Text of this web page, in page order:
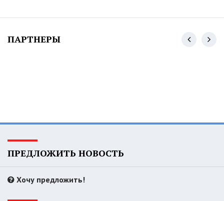
ПАРТНЕРЫ
ПРЕДЛОЖИТЬ НОВОСТЬ
Хочу предложить!